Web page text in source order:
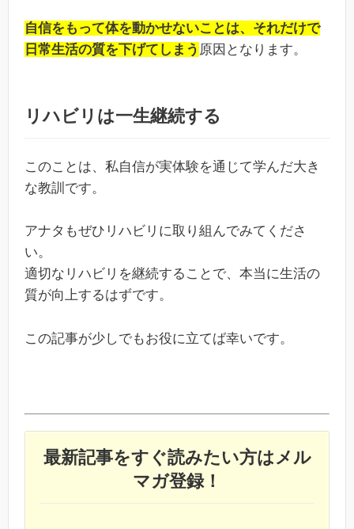
自信をもって体を動かせないことは、それだけで
日常生活の質を下げてしまう 原因となります。
リハビリは一生継続する
このことは、私自信が実体験を通じて学んだ大き
な教訓です。
アナタもぜひリハビリに取り組んでみてくださ
い。
適切なリハビリを継続することで、本当に生活の
質が向上するはずです。
この記事が少しでもお役に立てば幸いです。
最新記事をすぐ読みたい方はメル
マガ登録！